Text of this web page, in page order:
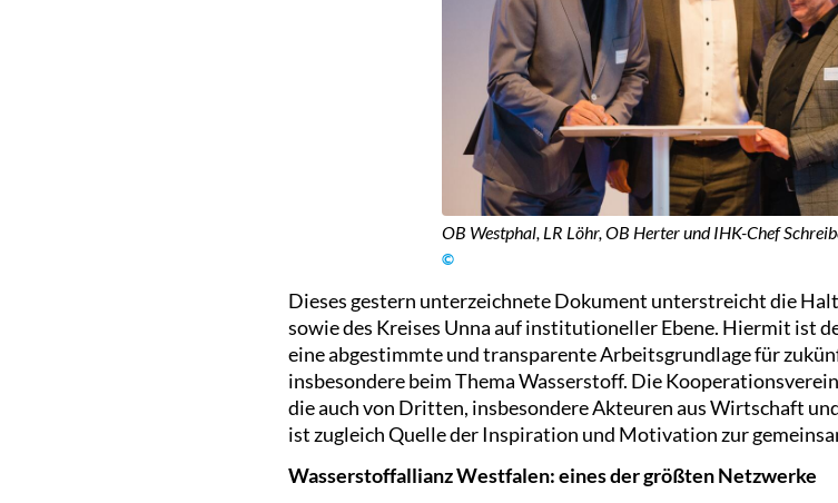
OB Westphal, LR Löhr, OB Herter und IHK-Chef
©
Dieses gestern unterzeichnete Dokument unterstreicht die
sowie des Kreises Unna auf institutioneller Ebene. Hiermit ist
eine abgestimmte und transparente Arbeitsgrundlage für
insbesondere beim Thema Wasserstoff. Die
die auch von Dritten, insbesondere Akteuren aus Wirtschaft
ist zugleich Quelle der Inspiration und Motivation zur
Wasserstoffallianz Westfalen: eines der größten Netzwerke